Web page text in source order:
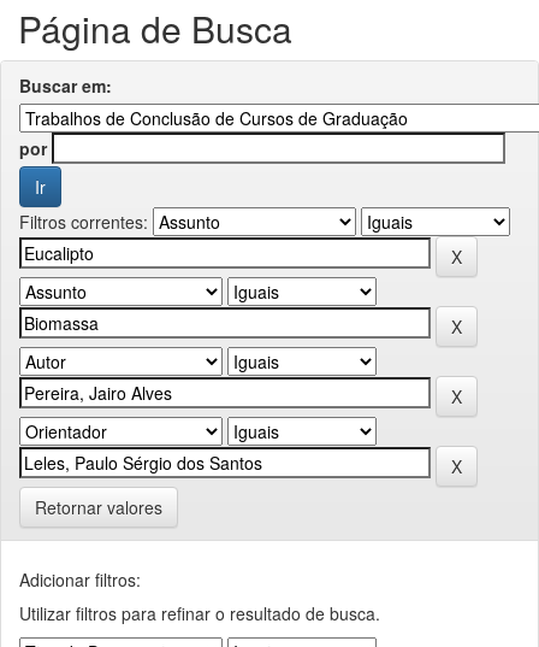
Página de Busca
Buscar em:
por
Filtros correntes:
Retornar valores
Adicionar filtros:
Utilizar filtros para refinar o resultado de busca.